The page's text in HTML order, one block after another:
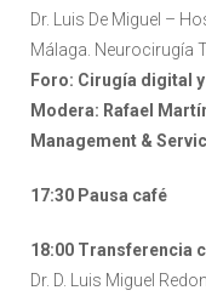
Dr. Luis De Miguel –
Málaga. Neurocirugía
Foro: Cirugía digital
Modera: Rafael
Management &
17:30 Pausa café
18:00 Transferencia
Dr. D. Luis Miguel